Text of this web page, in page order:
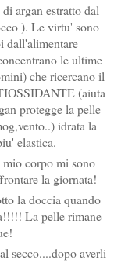
argan estratto dal
). Le virtu' sono
dall'alimentare
le ultime
che ricercano il
(aiuta
protegge la pelle
idrata la
elastica.
mio corpo mi sono
la giornata!
la doccia quando
La pelle rimane
secco....dopo averli